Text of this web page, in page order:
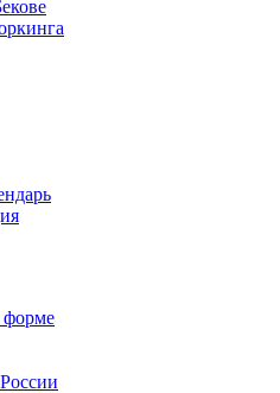
форме